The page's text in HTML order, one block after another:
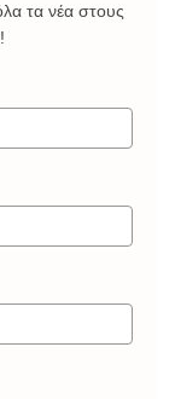
τα νέα στους